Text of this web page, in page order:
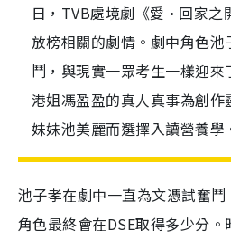
日，TVB處境劇《愛•回家之
放榜相關的劇情。劇中角色池
鬥，與現實一眾考生一樣迎
港姐馮盈盈的真人真事為創
妹妹池美麗而選擇入讀營養學
池子孝在劇中一直為文憑試奮
角色最終會在DSE取得多少分